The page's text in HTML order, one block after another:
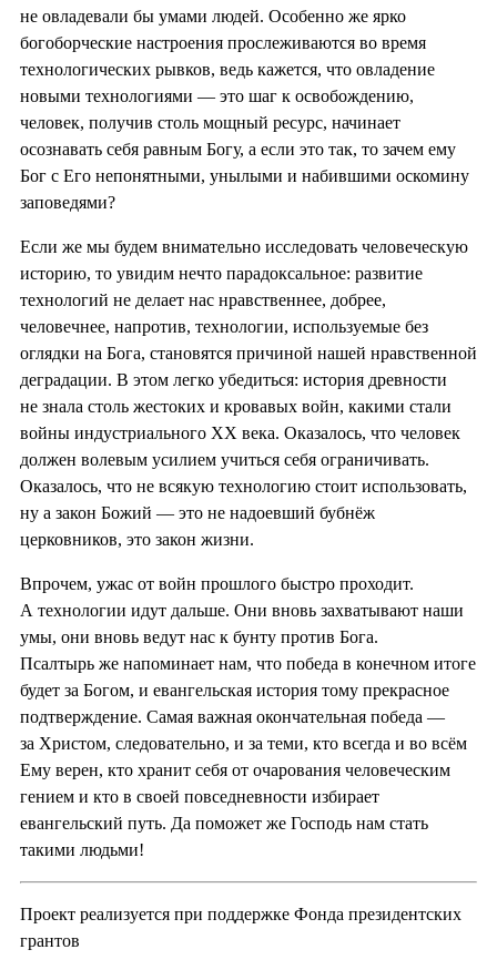
не овладевали бы умами людей. Особенно же ярко
богоборческие настроения прослеживаются во время
технологических рывков, ведь кажется, что овладение
новыми технологиями — это шаг к освобождению,
человек, получив столь мощный ресурс, начинает
осознавать себя равным Богу, а если это так, то зачем ему
Бог с Его непонятными, унылыми и набившими оскомину
заповедями?
Если же мы будем внимательно исследовать человеческую
историю, то увидим нечто парадоксальное: развитие
технологий не делает нас нравственнее, добрее,
человечнее, напротив, технологии, используемые без
оглядки на Бога, становятся причиной нашей нравственной
деградации. В этом легко убедиться: история древности
не знала столь жестоких и кровавых войн, какими стали
войны индустриального XX века. Оказалось, что человек
должен волевым усилием учиться себя ограничивать.
Оказалось, что не всякую технологию стоит использовать,
ну а закон Божий — это не надоевший бубнёж
церковников, это закон жизни.
Впрочем, ужас от войн прошлого быстро проходит.
А технологии идут дальше. Они вновь захватывают наши
умы, они вновь ведут нас к бунту против Бога.
Псалтырь же напоминает нам, что победа в конечном итоге
будет за Богом, и евангельская история тому прекрасное
подтверждение. Самая важная окончательная победа —
за Христом, следовательно, и за теми, кто всегда и во всём
Ему верен, кто хранит себя от очарования человеческим
гением и кто в своей повседневности избирает
евангельский путь. Да поможет же Господь нам стать
такими людьми!
Проект реализуется при поддержке Фонда президентских
грантов